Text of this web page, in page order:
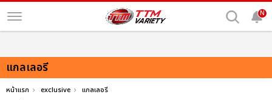
N
แกลเลอรี
หน้าแรก exclusive แกลเลอรี